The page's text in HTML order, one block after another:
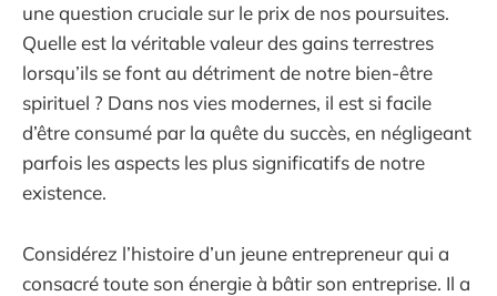
une question cruciale sur le prix de nos poursuites.
Quelle est la véritable valeur des gains terrestres
lorsqu’ils se font au détriment de notre bien-être
spirituel ? Dans nos vies modernes, il est si facile
d’être consumé par la quête du succès, en négligeant
parfois les aspects les plus significatifs de notre
existence.
Considérez l’histoire d’un jeune entrepreneur qui a
consacré toute son énergie à bâtir son entreprise. Il a